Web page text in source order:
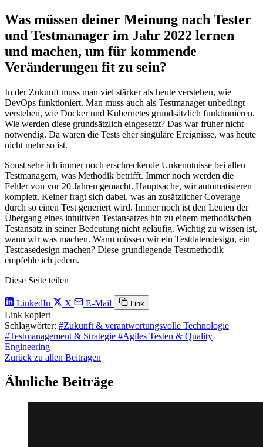
Was müssen deiner Meinung nach Tester
und Testmanager im Jahr 2022 lernen
und machen, um für kommende
Veränderungen fit zu sein?
In der Zukunft muss man viel stärker als heute verstehen, wie
DevOps funktioniert. Man muss auch als Testmanager unbedingt
verstehen, wie Docker und Kubernetes grundsätzlich funktionieren.
Wie werden diese grundsätzlich eingesetzt? Das war früher nicht
notwendig. Da waren die Tests eher singuläre Ereignisse, was heute
nicht mehr so ist.
Sonst sehe ich immer noch erschreckende Unkenntnisse bei allen
Testmanagern, was Methodik betrifft. Immer noch werden die
Fehler von vor 20 Jahren gemacht. Hauptsache, wir automatisieren
komplett. Keiner fragt sich dabei, was an zusätzlicher Coverage
durch so einen Test generiert wird. Immer noch ist den Leuten der
Übergang eines intuitiven Testansatzes hin zu einem methodischen
Testansatz in seiner Bedeutung nicht geläufig. Wichtig zu wissen ist,
wann wir was machen. Wann müssen wir ein Testdatendesign, ein
Testcasedesign machen? Diese grundlegende Testmethodik
empfehle ich jedem.
Diese Seite teilen
LinkedIn X E-Mail Link
Link kopiert
Schlagwörter: #Zukunft & verantwortungsvolle Technologie
#Testmanagement & Strategie #Agiles Testen & Quality
Engineering
Zurück zu allen Beiträgen
Ähnliche Beiträge